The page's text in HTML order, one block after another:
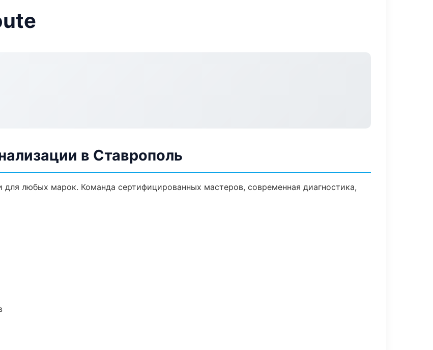
в Ставрополь
любых марок. Команда сертифицированных мастеров, современная диагностика,